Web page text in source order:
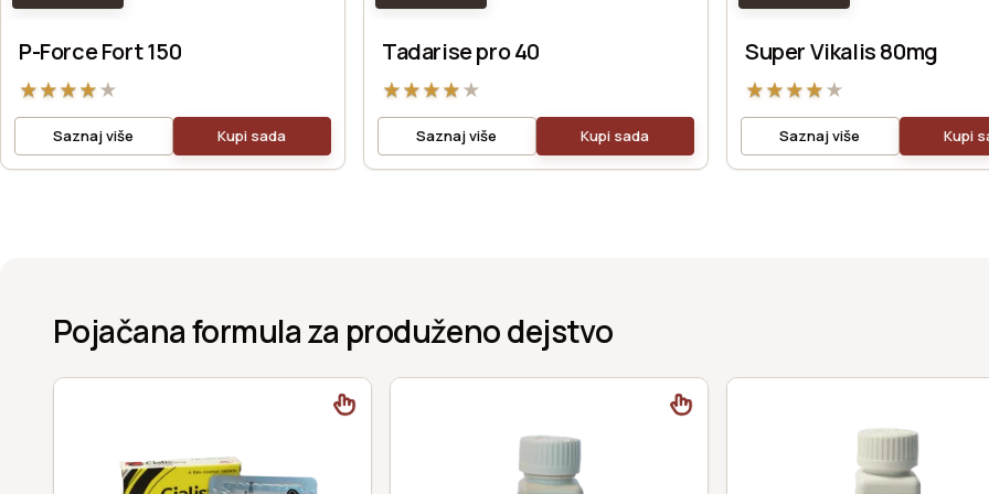
P-Force Fort 150
★★★★★
Saznaj više Kupi sada
Tadarise pro 40
★★★★★
Saznaj više Kupi sada
Super Vikalis 80mg
★★★★★
Saznaj više Kupi
Pojačana formula za produženo dejstvo